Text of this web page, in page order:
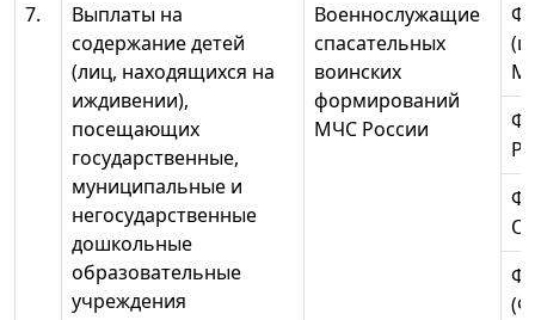
7.
Выплаты на
содержание детей
(лиц, находящихся на
иждивении),
посещающих
государственные,
муниципальные и
негосударственные
дошкольные
образовательные
учреждения
Военнослужащие
спасательных
воинских
формирований
МЧС России